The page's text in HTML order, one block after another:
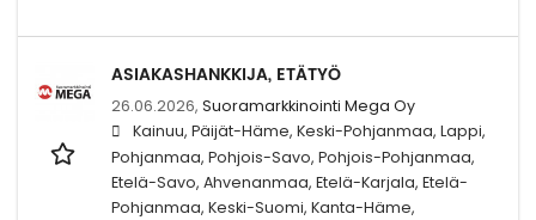
ASIAKASHANKKIJA, ETÄTYÖ
26.06.2026, Suoramarkkinointi Mega Oy
Kainuu, Päijät-Häme, Keski-Pohjanmaa, Lappi,
Pohjanmaa, Pohjois-Savo, Pohjois-Pohjanmaa,
Etelä-Savo, Ahvenanmaa, Etelä-Karjala, Etelä-
Pohjanmaa, Keski-Suomi, Kanta-Häme,